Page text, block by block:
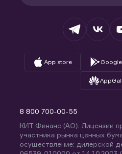
App store
Вопросы и ответы
8 800 700-00-55
КИТ Финанс (АО). Лицензии
участника рынка ценных
осуществление: дилерской